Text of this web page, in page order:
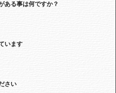
ある事は何ですか？
います
さい